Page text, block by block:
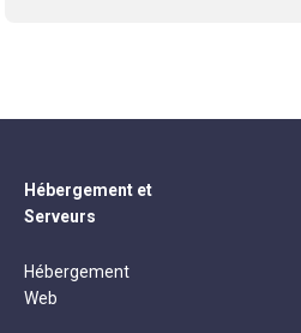
Hébergement et
Serveurs
Hébergement
Web